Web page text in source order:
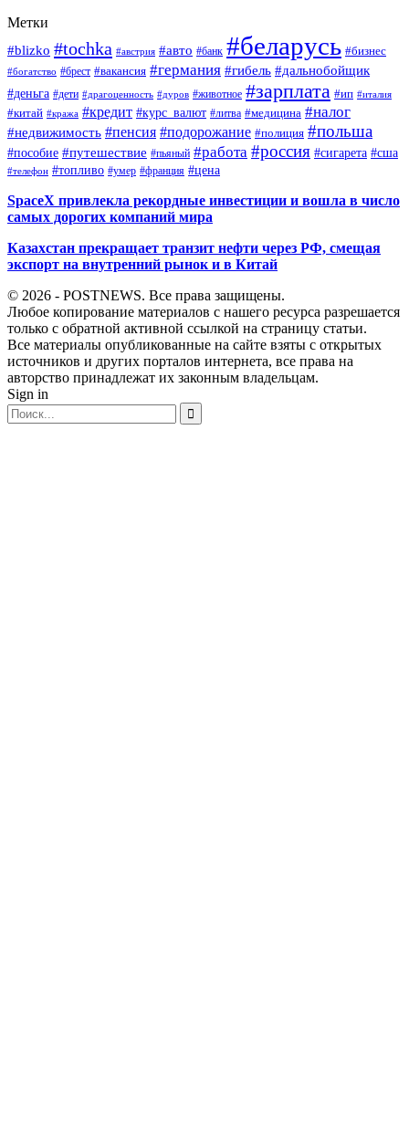
Метки
#blizko #tochka #австрия #авто #банк #беларусь #бизнес
#богатство #брест #вакансия #германия #гибель #дальнобойщик
#деньга #дети #драгоценность #дуров #животное #зарплата #ип #италия
#китай #кража #кредит #курс_валют #литва #медицина #налог
#недвижимость #пенсия #подорожание #полиция #польша
#пособие #путешествие #пьяный #работа #россия #сигарета #сша
#телефон #топливо #умер #франция #цена
SpaceX привлекла рекордные инвестиции и вошла в число
самых дорогих компаний мира
Казахстан прекращает транзит нефти через РФ, смещая
экспорт на внутренний рынок и в Китай
© 2026 - POSTNEWS. Все права защищены.
Любое копирование материалов с нашего ресурса разрешается
только с обратной активной ссылкой на страницу статьи.
Все материалы опубликованные на сайте взяты с открытых
источников и других порталов интернета, все права на
авторство принадлежат их законным владельцам.
Sign in